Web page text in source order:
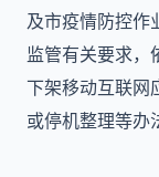
及市疫情防控作
监管有关要求，
下架移动互联网
或停机整理等办